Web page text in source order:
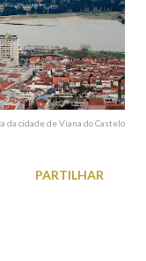
da cidade de Viana do Castelo
PARTILHAR